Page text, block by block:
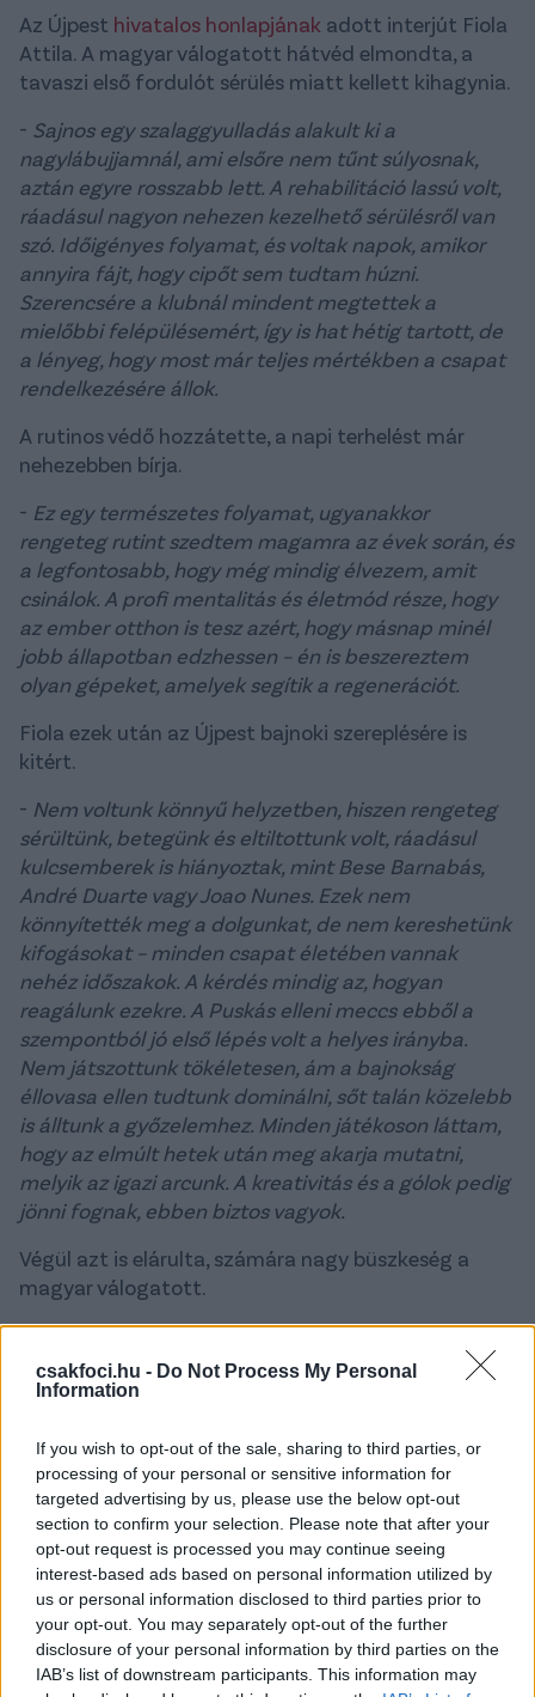
csakfoci.hu - Do Not Process My Personal
Information
If you wish to opt-out of the sale, sharing to third parties, or
processing of your personal or sensitive information for
targeted advertising by us, please use the below opt-out
section to confirm your selection. Please note that after your
opt-out request is processed you may continue seeing
interest-based ads based on personal information utilized by
us or personal information disclosed to third parties prior to
your opt-out. You may separately opt-out of the further
disclosure of your personal information by third parties on the
IAB’s list of downstream participants. This information may
Az Újpest hivatalos honlapjának adott interjút Fiola
Attila. A magyar válogatott hátvéd elmondta, a
tavaszi első fordulót sérülés miatt kellett kihagynia.
- Sajnos egy szalaggyulladás alakult ki a
nagylábujjamnál, ami elsőre nem tűnt súlyosnak,
aztán egyre rosszabb lett. A rehabilitáció lassú volt,
ráadásul nagyon nehezen kezelhető sérülésről van
szó. Időigényes folyamat, és voltak napok, amikor
annyira fájt, hogy cipőt sem tudtam húzni.
Szerencsére a klubnál mindent megtettek a
mielőbbi felépülésemért, így is hat hétig tartott, de
a lényeg, hogy most már teljes mértékben a csapat
rendelkezésére állok.
A rutinos védő hozzátette, a napi terhelést már
nehezebben bírja.
- Ez egy természetes folyamat, ugyanakkor
rengeteg rutint szedtem magamra az évek során, és
a legfontosabb, hogy még mindig élvezem, amit
csinálok. A profi mentalitás és életmód része, hogy
az ember otthon is tesz azért, hogy másnap minél
jobb állapotban edzhessen – én is beszereztem
olyan gépeket, amelyek segítik a regenerációt.
Fiola ezek után az Újpest bajnoki szereplésére is
kitért.
- Nem voltunk könnyű helyzetben, hiszen rengeteg
sérültünk, betegünk és eltiltottunk volt, ráadásul
kulcsemberek is hiányoztak, mint Bese Barnabás,
André Duarte vagy Joao Nunes. Ezek nem
könnyítették meg a dolgunkat, de nem kereshetünk
kifogásokat – minden csapat életében vannak
nehéz időszakok. A kérdés mindig az, hogyan
reagálunk ezekre. A Puskás elleni meccs ebből a
szempontból jó első lépés volt a helyes irányba.
Nem játszottunk tökéletesen, ám a bajnokság
éllovasa ellen tudtunk dominálni, sőt talán közelebb
is álltunk a győzelemhez. Minden játékoson láttam,
hogy az elmúlt hetek után meg akarja mutatni,
melyik az igazi arcunk. A kreativitás és a gólok pedig
jönni fognak, ebben biztos vagyok.
Végül azt is elárulta, számára nagy büszkeség a
magyar válogatott.
-A válogatott az egyik legnagyobb büszkeség
számomra, nemcsak a pályafutásom, hanem az
egész életem szempontjából. Jó hatással is van rám,
új impulzusokat kapok, más futballistákkal
dolgozom együtt. Már tizenhárom éve tagja vagyok
a válogatottnak, ami önmagában nagy dolog, és
igyekszem minden percét kiélvezni. Amikor először
kaptam behívót Egervári Sándortól, nagyon más volt
a helyzet – ma már topligás játékosok tömege jön
haza, egy átlagos felkészülési meccsre is megtelik a
Puskás Aréna. A nehéz kezdeteknél is ott voltam,
amikor egy Észtország elleni találkozón hatezer